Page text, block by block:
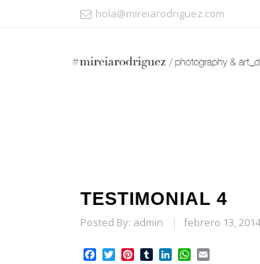
hola@mireiarodriguez.com
TESTIMONIAL 4
Posted By: admin | febrero 13, 2014
Facebook
TwitterPinterest
TumblrLinkedInWhatsApp